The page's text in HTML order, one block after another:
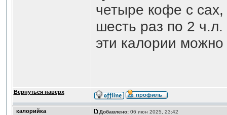
четыре кофе с
шесть раз по 2
эти калории
Вернуться наверх
калорийка Добавлено:06 июн 2025, 23:42